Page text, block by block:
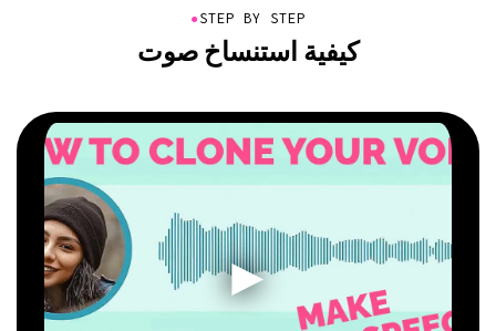
●STEP BY STEP
كيفية استنساخ صوت